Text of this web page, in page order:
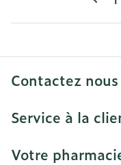
Contactez nous
Service à la
Votre